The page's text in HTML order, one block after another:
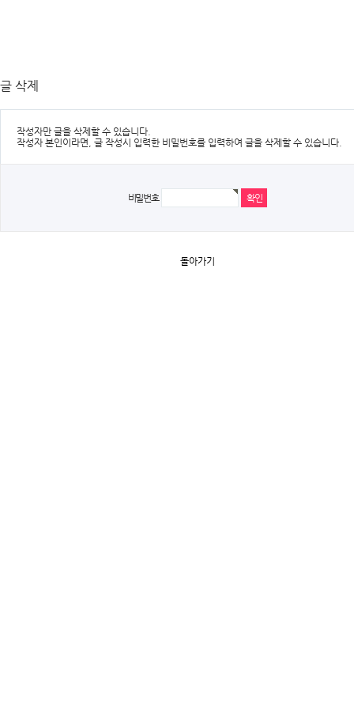
글 삭제
작성자만 글을 삭제할 수 있습니다.
작성자 본인이라면, 글 작성시 입력한 비밀번호를 입력하여 글을 삭제할 수 있습니다.
비밀번호
돌아가기